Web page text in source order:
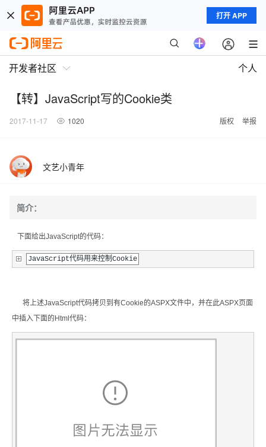
打开 APP
开发者社区 个人
【转】JavaScript写的Cookie类
2017-11-17 1020 版权 举报
文艺小青年
简介：
下面给出JavaScript的代码：
JavaScript代码用来控制Cookie
将上述JavaScript代码拷贝到有Cookie的ASPX文件中，并在此ASPX页面
中插入下面的Html代码：